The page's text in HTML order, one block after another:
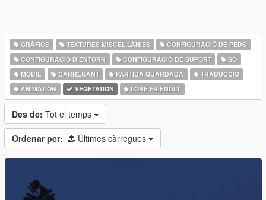
GRÀFICS TEXTURES MISCEL·LÀNIES
CONFIGURACIÓ DE PEDS
CONFIGURACIÓ D'ENTORN
CONFIGURACIÓ DE SUPORT
SÓ
MÒBIL
CARREGANT PARTIDA GUARDADA
TRADUCCIÓ
ANIMATION
VEGETATION LORE FRIENDLY
Des de: Tot el temps
Ordenar per: Últimes càrregues